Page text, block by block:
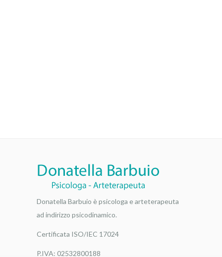
Donatella Barbuio è psicologa e arteterapeuta
ad indirizzo psicodinamico.
Certificata ISO/IEC 17024
P.IVA: 02532800188